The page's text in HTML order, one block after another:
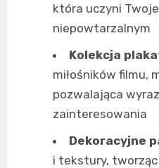
która uczyni
niepowtarzalnym
Kolekcja
miłośników filmu,
pozwalająca
zainteresowania
Dekoracyjne
i tekstury,